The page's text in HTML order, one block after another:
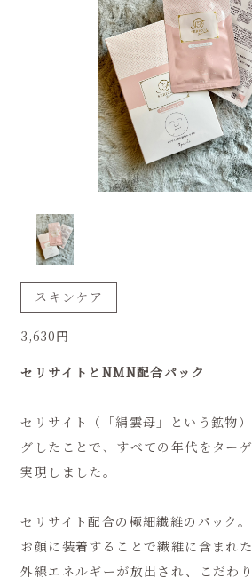
スキンケア
3,630円
セリサイトとNMN配合パック
セリサイト（「絹雲母」という鉱物
グしたことで、すべての年代をター
実現しました。
セリサイト配合の極細繊維のパック。
お顔に装着することで繊維に含まれ
外線エネルギーが放出され、こだわ